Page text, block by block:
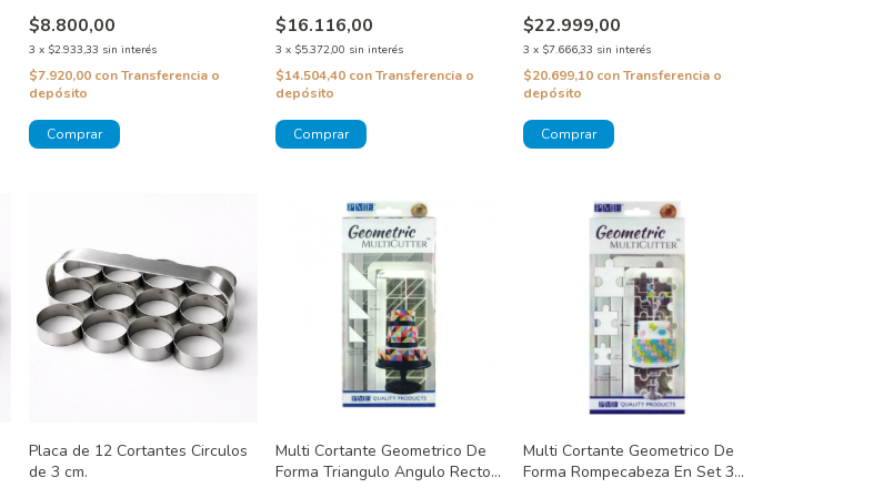
$8.800,00
3 x $2.933,33 sin interés
$7.920,00 con Transferencia o
depósito
$16.116,00
3 x $5.372,00 sin interés
$14.504,40 conTransferencia o
depósito
$22.999,00
3 x $7.666,33 sin interés
$20.699,10 con Transferencia o
depósito
Placa de 12 Cortantes Circulos
de 3 cm.
Multi Cortante Geometrico De
Forma Triangulo Angulo Recto
Multi Cortante Geometrico De
Forma Rompecabeza En Set 3